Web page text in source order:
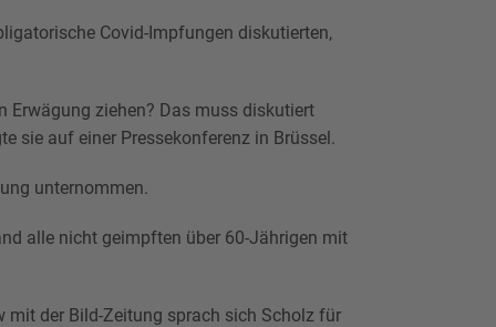
Covid-Impfungen diskutierten,
Erwägung ziehen? Das muss diskutiert
sie auf einer Pressekonferenz in Brüssel.
unternommen.
alle nicht geimpften über 60-Jährigen mit
mit der Bild-Zeitung sprach sich Scholz für